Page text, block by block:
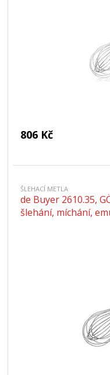
806 Kč
ŠLEHACÍ METLA
de Buyer 2610.35,
šlehání, míchání,